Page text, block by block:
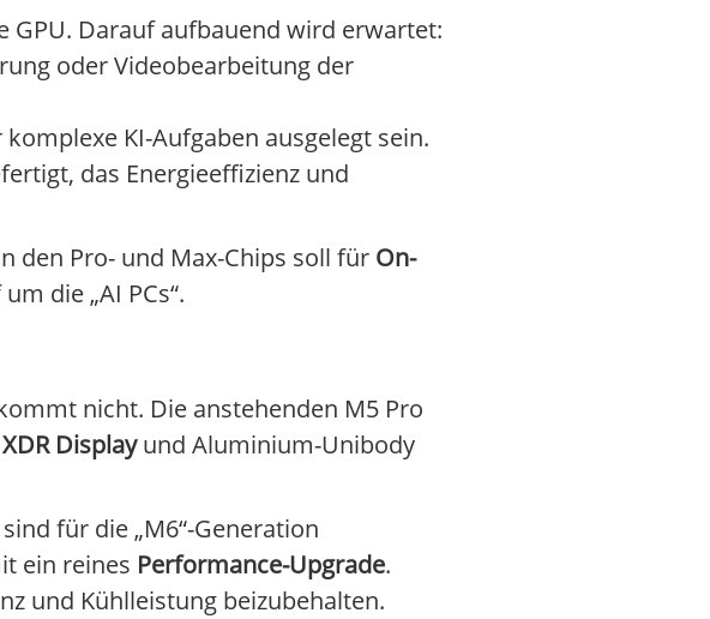
GPU. Darauf aufbauend wird erwartet:
oder Videobearbeitung der
KI-Aufgaben ausgelegt sein.
das Energieeffizienz und
den Pro- und Max-Chips soll für On-
die „AI PCs“.
nicht. Die anstehenden M5 Pro
Displayund Aluminium-Unibody
für die „M6“-Generation
ein reines Performance-Upgrade.
und Kühlleistung beizubehalten.